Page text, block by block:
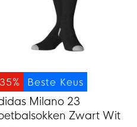
Beste Keus
Milano 23
Zwart Wit